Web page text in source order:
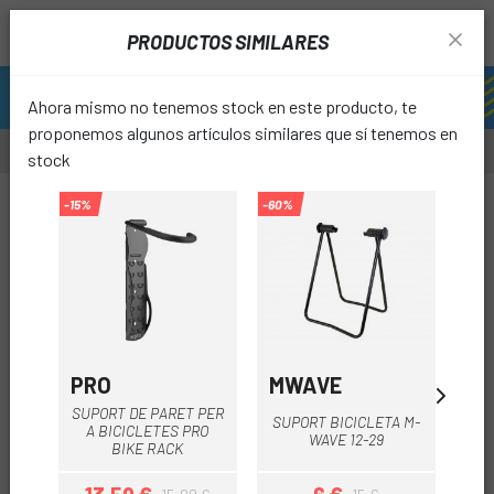
PRODUCTOS SIMILARES
Ahora mismo no tenemos stock en este producto, te
proponemos algunos artículos similares que sí tenemos en
stock
-15%
PRO
SUPORT DE PARET PER
A BICICLETES PRO
BIKE RACK
-60%
MWAVE
SUPORT BICICLETA M-
WAVE 12-29